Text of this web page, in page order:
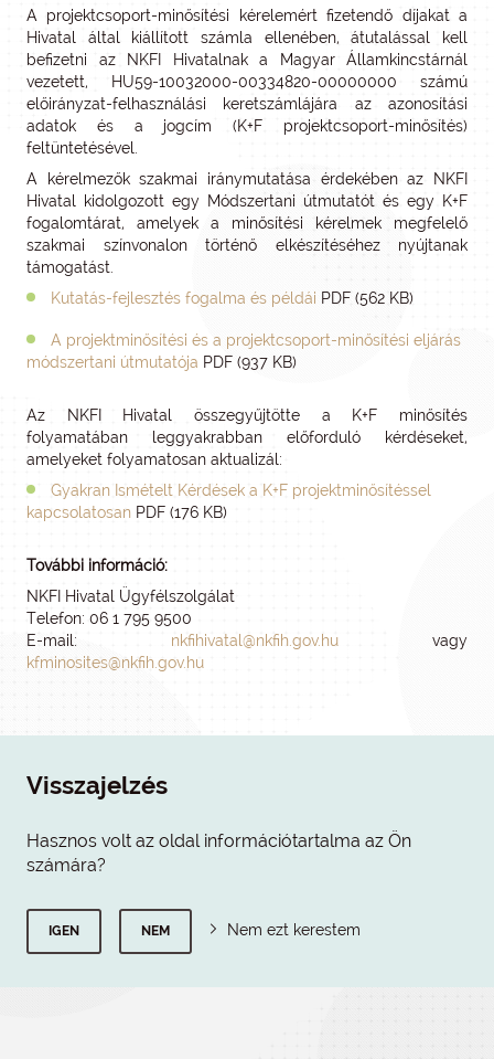
A projektcsoport-minősítési kérelemért fizetendő díjakat a
Hivatal által kiállított számla ellenében, átutalással kell
befizetni az NKFI Hivatalnak a Magyar Államkincstárnál
vezetett, HU59-10032000-00334820-00000000 számú
előirányzat-felhasználási keretszámlájára az azonosítási
adatok és a jogcím (K+F projektcsoport-minősítés)
feltüntetésével.
A kérelmezők szakmai iránymutatása érdekében az NKFI
Hivatal kidolgozott egy Módszertani útmutatót és egy K+F
fogalomtárat, amelyek a minősítési kérelmek megfelelő
szakmai színvonalon történő elkészítéséhez nyújtanak
támogatást.
Kutatás-fejlesztés fogalma és példái PDF (562 KB)
A projektminősítési és a projektcsoport-minősítési eljárás
módszertani útmutatója PDF (937 KB)
Az NKFI Hivatal összegyűjtötte a K+F minősítés
folyamatában leggyakrabban előforduló kérdéseket,
amelyeket folyamatosan aktualizál:
Gyakran Ismételt Kérdések a K+F projektminősítéssel
kapcsolatosan PDF (176 KB)
További információ:
NKFI Hivatal Ügyfélszolgálat
Telefon: 06 1 795 9500
E-mail: nkfihivatal@nkfih.gov.hu vagy
kfminosites@nkfih.gov.hu
Visszajelzés
Hasznos volt az oldal információtartalma az Ön
számára?
IGEN NEM Nem ezt kerestem